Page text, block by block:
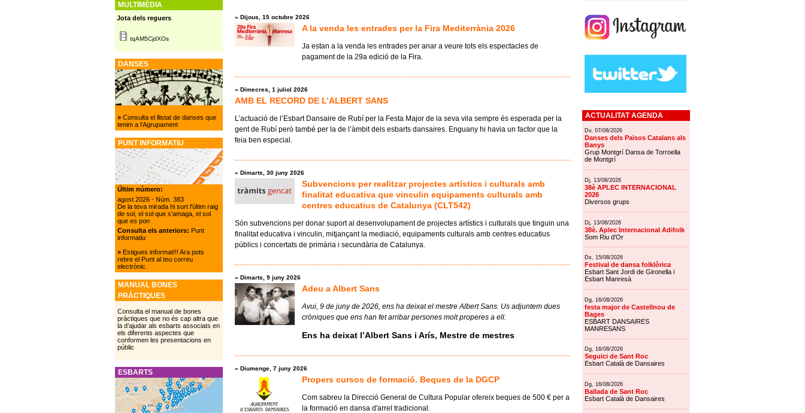
» Dijous, 15 octubre 2026
A la venda les entrades per la Fira Mediterrània 2026
Ja estan a la venda les entrades per anar a veure tots els espectacles de
pagament de la 29a edició de la Fira.
» Dimecres, 1 juliol 2026
AMB EL RECORD DE L’ALBERT SANS
L’actuació de l’Esbart Dansaire de Rubí per la Festa Major de la seva vila sempre és esperada per la
gent de Rubí però també per la de l’àmbit dels esbarts dansaires. Enguany hi havia un factor que la
feia ben especial.
» Dimarts, 30 juny 2026
Subvencions per realitzar projectes artístics i culturals amb
finalitat educativa que vinculin equipaments culturals amb
centres educatius de Catalunya (CLT542)
Són subvencions per donar suport al desenvolupament de projectes artístics i culturals que tinguin una
finalitat educativa i vinculin, mitjançant la mediació, equipaments culturals amb centres educatius
públics i concertats de primària i secundària de Catalunya.
» Dimarts, 9 juny 2026
Adeu a Albert Sans
Avui, 9 de juny de 2026, ens ha deixat el mestre Albert Sans. Us adjuntem dues
cròniques que ens han fet arribar persones molt properes a ell.
Ens ha deixat l’Albert Sans i Arís, Mestre de mestres
» Diumenge, 7 juny 2026
Propers cursos de formació. Beques de la DGCP
Com sabreu la Direcció General de Cultura Popular ofereix beques de 500 € per a
la formació en dansa d'arrel tradicional.
MULTIMÈDIA
Jota dels reguers
tqAM5CjdXOs
DANSES
»Consulta el llistat de danses que
tenim a l'Agrupament
PUNT INFORMATIU
Últim número:
agost 2026 - Núm. 383
De la teva mirada hi surt l'últim raig
de sol, el sol que s’amaga, el sol
que es pon
Consulta els anteriors: Punt
informatiu
»Estigues informat!!! Ara pots
rebre el Punt al teu correu
electrònic.
MANUAL BONES
PRÀCTIQUES
Consulta el manual de bones
pràctiques que no és cap altra que
la d’ajudar als esbarts associats en
els diferents aspectes que
conformen les presentacions en
públic
ESBARTS
ACTUALITAT AGENDA
Dv, 07/08/2026
Danses dels Països Catalans als
Banys
Grup Montgrí Dansa de Torroella
de Montgrí
Dj, 13/08/2026
38è APLEC INTERNACIONAL
2026
Diversos grups
Dj, 13/08/2026
38è. Aplec Internacional Adifolk
Som Riu d'Or
Ds, 15/08/2026
Festival de dansa folklòrica
Esbart Sant Jordi de Gironella i
Esbart Manresà
Dg, 16/08/2026
festa major de Castellnou de
Bages
ESBART DANSAIRES
MANRESANS
Dg, 16/08/2026
Seguici de Sant Roc
Esbart Català de Dansaires
Dg, 16/08/2026
Ballada de Sant Roc
Esbart Català de Dansaires